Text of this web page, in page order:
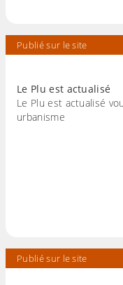
Publié sur le site
Le Plu est actualisé
Le Plu est actualisé
urbanisme
Publié sur le site